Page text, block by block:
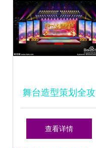
舞台造型策划全攻
略 从概念到落地
查看详情